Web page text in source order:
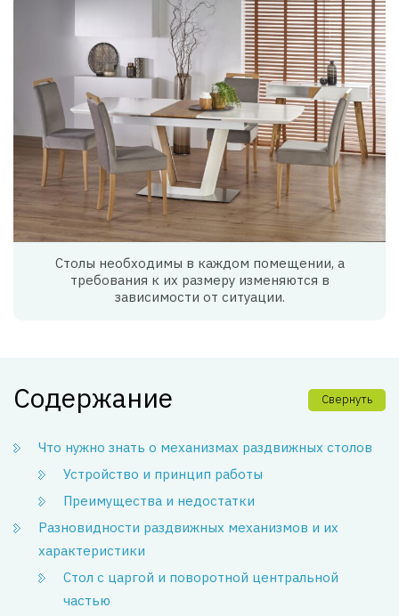
Столы необходимы в каждом помещении, а
требования к их размеру изменяются в
зависимости от ситуации.
Содержание Свернуть
Что нужно знать о механизмах раздвижных столов
Устройство и принцип работы
Преимущества и недостатки
Разновидности раздвижных механизмов и их
характеристики
Стол с царгой и поворотной центральной
частью